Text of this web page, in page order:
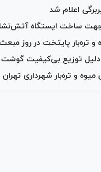
اعلام شد
و تره‌بار پایتخت در روز
دلیل توزیع بی‌کیفیت گوشت
و تره‌بار شهرداری تهران